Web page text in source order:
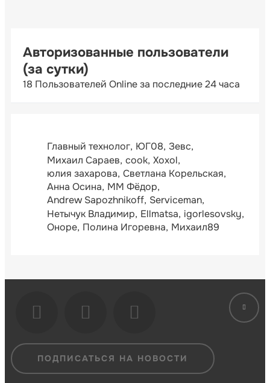
Авторизованные пользователи
(за сутки)
18 Пользователей Online за последние 24 часа
Главный технолог ЮГ08 Зевс
Михаил Сараев cook Xoxol
юлия захарова Светлана Корельская
Анна Осина ММ Фёдор
Andrew Sapozhnikoff Serviceman
Нетычук Владимир Ellmatsa igorlesovsky
Оноре Полина Игоревна Михаил89
ПОДПИСАТЬСЯ НА НОВОСТИ